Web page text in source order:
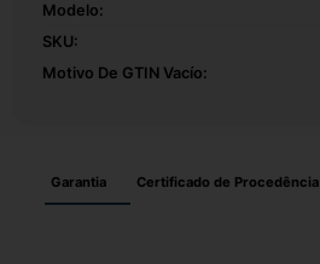
Modelo:
SKU:
Motivo De GTIN Vacío:
Garantia Certificado de Procedência